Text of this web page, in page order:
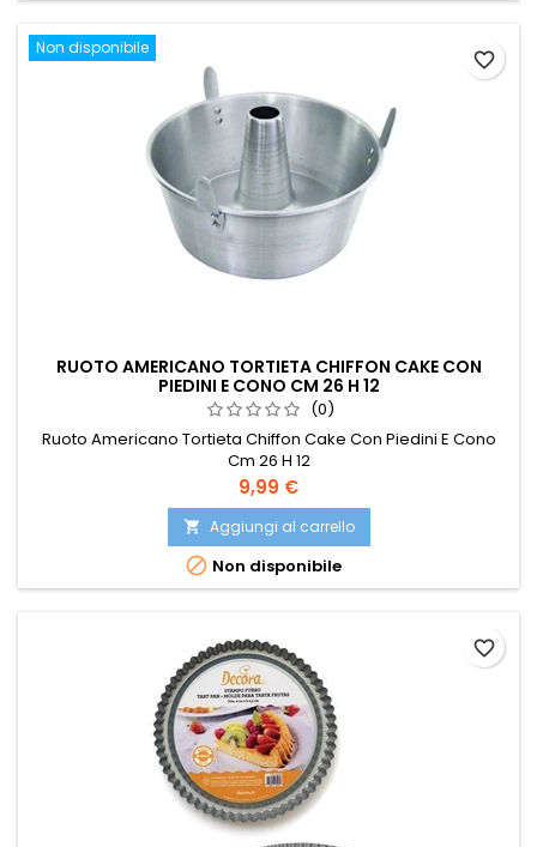
Non disponibile
RUOTO AMERICANO TORTIETA CHIFFON CAKE CON
PIEDINI E CONO CM 26 H 12
(0)
Ruoto Americano Tortieta Chiffon Cake Con Piedini E Cono
Cm 26 H 12
Prezzo
9,99 €
 Aggiungi al carrello
 Non disponibile
favorite_border
favorite_border